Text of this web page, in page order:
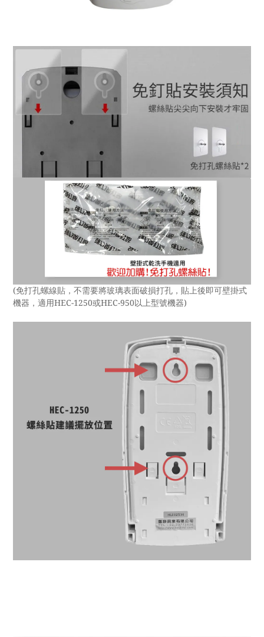
(免打孔螺線貼，不需要將玻璃表面破損打孔，貼上後即可壁掛式
機器，適用HEC-1250或HEC-950以上型號機器)